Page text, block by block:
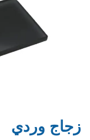
زجاج وردي